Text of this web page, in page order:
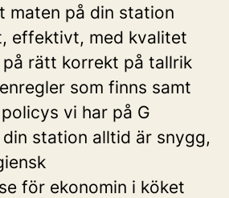
maten på din station
effektivt, med kvalitet
rätt korrekt på tallrik
som finns samt
vi har på G
station alltid är snygg,
för ekonomin i köket